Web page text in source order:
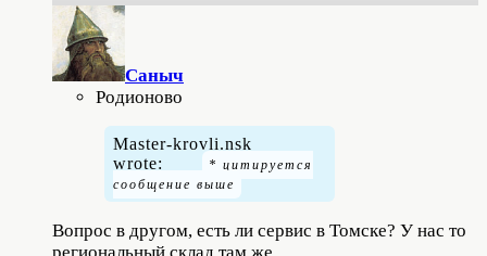
Саныч
Родионово
Master-krovli.nsk
wrote:
Вопрос в другом, есть ли сервис в Томске? У нас то
региональный склад там же